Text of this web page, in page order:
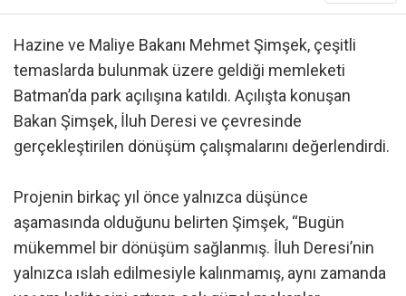
Hazine ve Maliye Bakanı Mehmet Şimşek, çeşitli
temaslarda bulunmak üzere geldiği memleketi
Batman’da park açılışına katıldı. Açılışta konuşan
Bakan Şimşek, İluh Deresi ve çevresinde
gerçekleştirilen dönüşüm çalışmalarını değerlendirdi.
Projenin birkaç yıl önce yalnızca düşünce
aşamasında olduğunu belirten Şimşek, “Bugün
mükemmel bir dönüşüm sağlanmış. İluh Deresi’nin
yalnızca ıslah edilmesiyle kalınmamış, aynı zamanda